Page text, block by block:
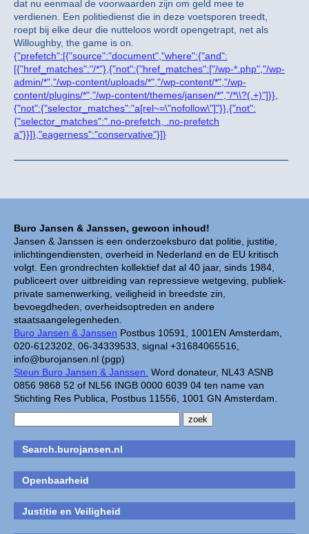
Buro Jansen & Janssen, gewoon inhoud!
Jansen & Janssen is een onderzoeksburo dat politie, justitie,
inlichtingendiensten, overheid in Nederland en de EU kritisch
volgt. Een grondrechten kollektief dat al 40 jaar, sinds 1984,
publiceert over uitbreiding van repressieve wetgeving, publiek-
private samenwerking, veiligheid in breedste zin,
bevoegdheden, overheidsoptreden en andere
staatsaangelegenheden.
Buro Jansen & Janssen Postbus 10591, 1001EN Amsterdam,
020-6123202, 06-34339533, signal +31684065516,
info@burojansen.nl (pgp)
Steun Buro Jansen & Janssen. Word donateur, NL43 ASNB
0856 9868 52 of NL56 INGB 0000 6039 04 ten name van
Stichting Res Publica, Postbus 11556, 1001 GN Amsterdam.
Search.burojansen.nl
Openbaarheid
Justitie en Veiligheid
dat nu eenmaal de voorwaarden zijn om geld mee te
verdienen. Een politiedienst die in deze voetsporen treedt,
roept bij elke deur die nutteloos wordt opengetrapt, net als
Willoughby, the game is on.
{"prefetch":[{"source":"document","where":{"and":
[{"href_matches":"/*"},{"not":{"href_matches":["/wp-*.php","/wp-
admin/*","/wp-content/uploads/*","/wp-content/*","/wp-
content/plugins/*","/wp-content/themes/jansen/*","/*\\?(.+)"]}},
{"not":{"selector_matches":"a[rel~=\"nofollow\"]"}},{"not":
{"selector_matches":".no-prefetch, .no-prefetch
a"}}]},"eagerness":"conservative"}]}